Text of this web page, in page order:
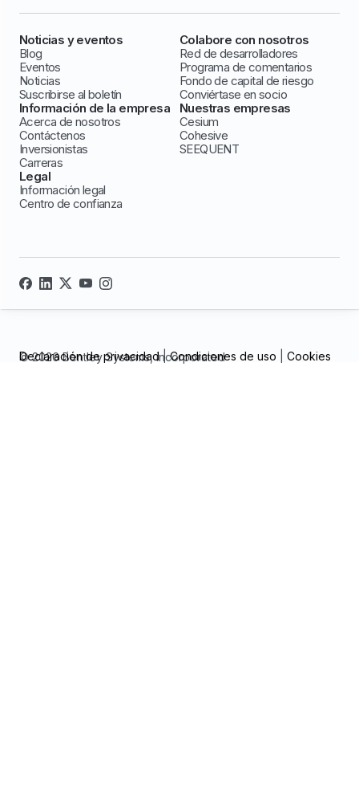
Noticias y eventos
Blog
Eventos
Noticias
Suscribirse al boletín
Colabore con nosotros
Red de desarrolladores
Programa de comentarios
Fondo de capital de riesgo
Conviértase en socio
Información de la empresa
Acerca de nosotros
Contáctenos
Inversionistas
Carreras
Nuestras empresas
Cesium
Cohesive
SEEQUENT
Legal
Información legal
Centro de confianza
© 2026 Bentley Systems, incorporated
Declaración de privacidad|Condiciones de uso Cookies